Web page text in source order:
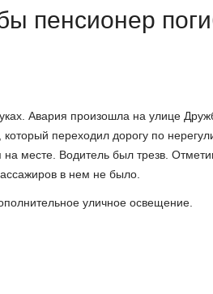
пенсионер
Авария произошла на улице
переходил дорогу по
месте. Водитель был трезв.
в нем не было.
уличное освещение.